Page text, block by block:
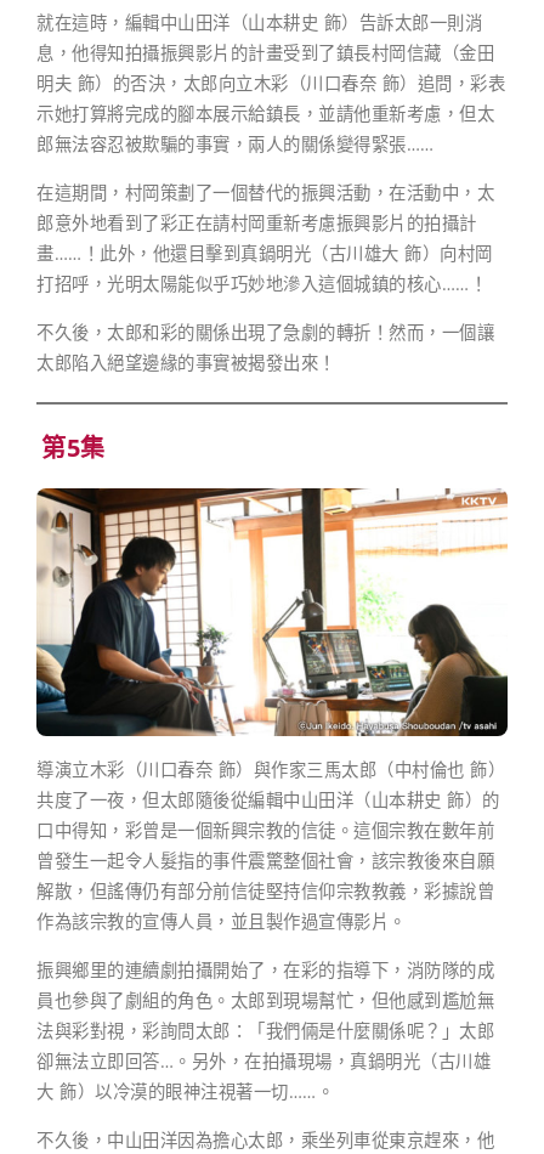
就在這時，編輯中山田洋（山本耕史 飾）告訴太郎一則消
息，他得知拍攝振興影片的計畫受到了鎮長村岡信藏（金田
明夫 飾）的否決，太郎向立木彩（川口春奈 飾）追問，彩表
示她打算將完成的腳本展示給鎮長，並請他重新考慮，但太
郎無法容忍被欺騙的事實，兩人的關係變得緊張……
在這期間，村岡策劃了一個替代的振興活動，在活動中，太
郎意外地看到了彩正在請村岡重新考慮振興影片的拍攝計
畫……！此外，他還目擊到真鍋明光（古川雄大 飾）向村岡
打招呼，光明太陽能似乎巧妙地滲入這個城鎮的核心……！
不久後，太郎和彩的關係出現了急劇的轉折！然而，一個讓
太郎陷入絕望邊緣的事實被揭發出來！
第5集
導演立木彩（川口春奈 飾）與作家三馬太郎（中村倫也 飾）
共度了一夜，但太郎隨後從編輯中山田洋（山本耕史 飾）的
口中得知，彩曾是一個新興宗教的信徒。這個宗教在數年前
曾發生一起令人髮指的事件震驚整個社會，該宗教後來自願
解散，但謠傳仍有部分前信徒堅持信仰宗教教義，彩據說曾
作為該宗教的宣傳人員，並且製作過宣傳影片。
振興鄉里的連續劇拍攝開始了，在彩的指導下，消防隊的成
員也參與了劇組的角色。太郎到現場幫忙，但他感到尷尬無
法與彩對視，彩詢問太郎：「我們倆是什麼關係呢？」太郎
卻無法立即回答…。另外，在拍攝現場，真鍋明光（古川雄
大 飾）以冷漠的眼神注視著一切……。
不久後，中山田洋因為擔心太郎，乘坐列車從東京趕來，他